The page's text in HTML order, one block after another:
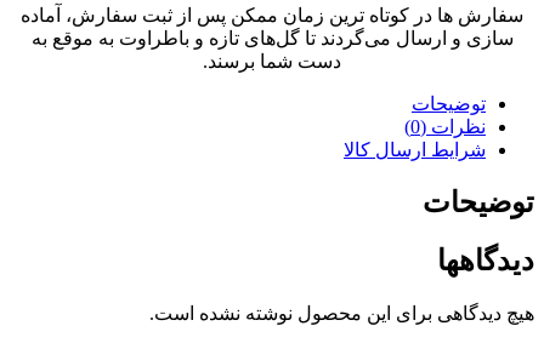
سفارش ها در کوتاه ترین زمان ممکن پس از ثبت سفارش، آماده
سازی و ارسال می‌گردند تا گل‌های تازه و باطراوت به موقع به
دست شما برسند.
توضیحات
نظرات (0)
شرایط ارسال کالا
توضیحات
دیدگاهها
هیچ دیدگاهی برای این محصول نوشته نشده است.